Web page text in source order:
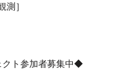
測］
クト参加者募集中◆